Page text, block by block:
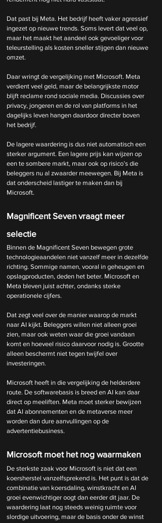
Dat past bij Meta. Het bedrijf heeft vaker agressief
ingezet op nieuwe trends. Soms levert dat veel op,
maar het maakt het aandeel ook gevoeliger voor
teleurstelling als kosten sneller stijgen dan nieuwe
omzet.
Daar wringt de vergelijking met Microsoft. Meta
verdient veel geld, maar de belangrijkste motor
blijft reclame rond sociale media. Discussies over
privacy, jongeren en de rol van platforms in het
dagelijks leven hangen daardoor directer boven
het bedrijf.
De lagere waardering is dus niet automatisch een
sterker argument. Een lagere prijs kan wijzen op
een te sombere markt, maar ook op risico’s die
beleggers nu al zwaarder meewegen. Bij Meta is
dat onderscheid lastiger te maken dan bij
Microsoft.
Magnificent Seven vraagt meer
selectie
Binnen de Magnificent Seven bewegen grote
technologieaandelen niet vanzelf meer in dezelfde
richting. Sommige namen, vooral in geheugen en
opslagproducten, deden het beter. Microsoft en
Meta bleven juist achter, ondanks sterke
operationele cijfers.
Dat zegt veel over de manier waarop de markt
naar AI kijkt. Beleggers willen niet alleen groei
zien, maar ook weten waar die groei vandaan
komt en hoeveel risico daarvoor nodig is. Grootte
alleen beschermt niet tegen twijfel over
investeringen.
Microsoft heeft in die vergelijking de helderdere
route. De softwarebasis is breed en AI kan daar
direct op meeliften. Meta moet sterker bewijzen
dat AI abonnementen en de metaverse meer
worden dan dure aanvullingen op de
advertentiebusiness.
Microsoft moet het nog waarmaken
De sterkste zaak voor Microsoft is niet dat een
koersherstel vanzelfsprekend is. Het punt is dat de
combinatie van koersdaling, winstkracht en AI
groei evenwichtiger oogt dan eerder dit jaar. De
waardering laat nog steeds weinig ruimte voor
slordige uitvoering, maar de basis onder de winst